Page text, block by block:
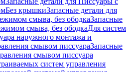
Без крышкиЗапасные детали для
смыва, без ободкаЗапасные
смыва, без ободкаДля систем
наружного монтажа и
смывом писсуараЗапасные
смывом писсуара
систем управления